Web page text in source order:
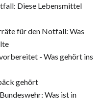
Diese Lebensmittel
für den Notfall: Was
- Was gehört ins
gehört
Was ist in